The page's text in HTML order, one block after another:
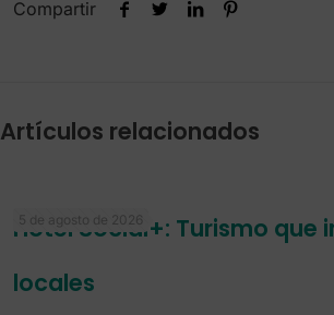
Compartir
Artículos relacionados
5 de agosto de 2026
Hotel Social+: Turismo que
locales